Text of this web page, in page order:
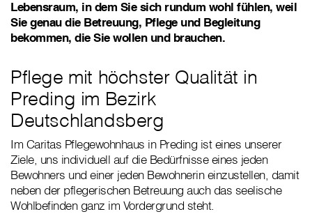
Lebensraum, in dem Sie sich rundum wohl fühlen, weil
Sie genau die Betreuung, Pflege und Begleitung
bekommen, die Sie wollen und brauchen.
Pflege mit höchster Qualität in
Preding im Bezirk
Deutschlandsberg
Im Caritas Pflegewohnhaus in Preding ist eines unserer
Ziele, uns individuell auf die Bedürfnisse eines jeden
Bewohners und einer jeden Bewohnerin einzustellen, damit
neben der pflegerischen Betreuung auch das seelische
Wohlbefinden ganz im Vordergrund steht.